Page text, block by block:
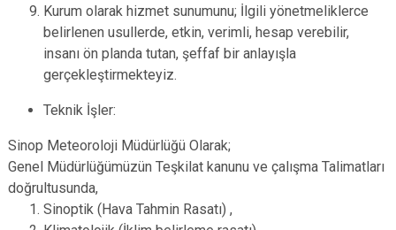
Kurum olarak hizmet sunumunu; İlgili yönetmeliklerce
belirlenen usullerde, etkin, verimli, hesap verebilir,
insanı ön planda tutan, şeffaf bir anlayışla
gerçekleştirmekteyiz.
Teknik İşler:
Sinop Meteoroloji Müdürlüğü Olarak;
Genel Müdürlüğümüzün Teşkilat kanunu ve çalışma Talimatları
doğrultusunda,
Sinoptik (Hava Tahmin Rasatı) ,